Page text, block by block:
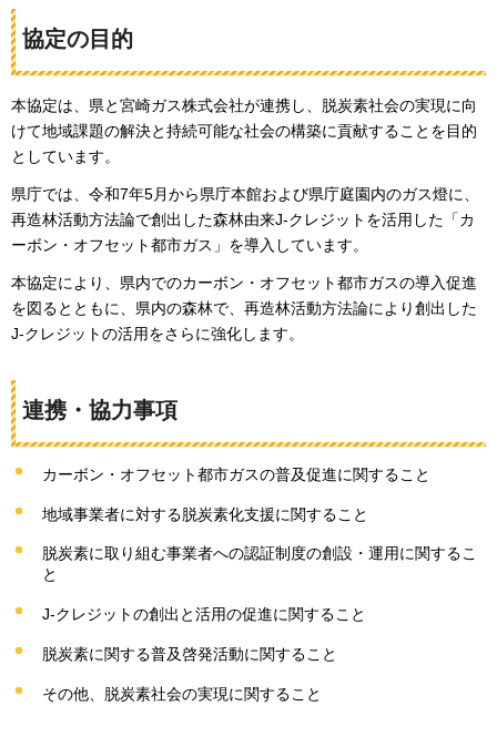
協定の目的
本協定は、県と宮崎ガス株式会社が連携し、脱炭素社会の実現に向
けて地域課題の解決と持続可能な社会の構築に貢献することを目的
としています。
県庁では、令和7年5月から県庁本館および県庁庭園内のガス燈に、
再造林活動方法論で創出した森林由来J-クレジットを活用した「カ
ーボン・オフセット都市ガス」を導入しています。
本協定により、県内でのカーボン・オフセット都市ガスの導入促進
を図るとともに、県内の森林で、再造林活動方法論により創出した
J-クレジットの活用をさらに強化します。
連携・協力事項
カーボン・オフセット都市ガスの普及促進に関すること
地域事業者に対する脱炭素化支援に関すること
脱炭素に取り組む事業者への認証制度の創設・運用に関するこ
と
J-クレジットの創出と活用の促進に関すること
脱炭素に関する普及啓発活動に関すること
その他、脱炭素社会の実現に関すること